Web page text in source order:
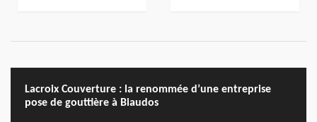
Lacroix Couverture : la renommée d’une entreprise
pose de gouttière à Biaudos